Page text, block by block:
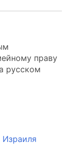
праву
русском
Израиля